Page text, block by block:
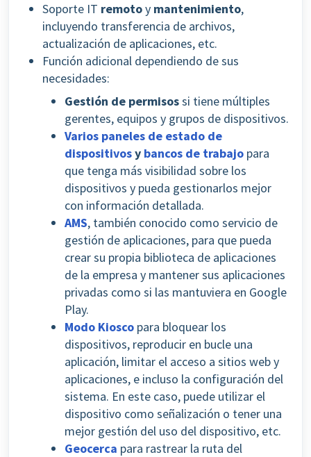
Soporte IT remotoy mantenimiento,
incluyendo transferencia de archivos,
actualización de aplicaciones, etc.
Función adicional dependiendo de sus
necesidades:
Gestión de permisossi tiene múltiples
gerentes, equipos y grupos de dispositivos.
Varios paneles de estado de
dispositivosy bancos de trabajo para
que tenga más visibilidad sobre los
dispositivos y pueda gestionarlos mejor
con información detallada.
AMS, también conocido como servicio de
gestión de aplicaciones, para que pueda
crear su propia biblioteca de aplicaciones
de la empresa y mantener sus aplicaciones
privadas como si las mantuviera en Google
Play.
Modo Kiosco para bloquear los
dispositivos, reproducir en bucle una
aplicación, limitar el acceso a sitios web y
aplicaciones, e incluso la configuración del
sistema. En este caso, puede utilizar el
dispositivo como señalización o tener una
mejor gestión del uso del dispositivo, etc.
Geocerca para rastrear la ruta del